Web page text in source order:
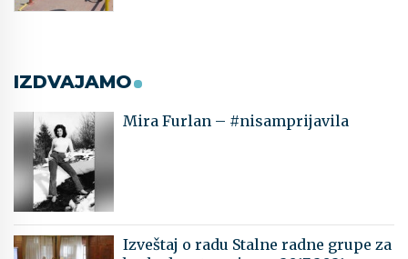
IZDVAJAMO
Mira Furlan – #nisamprijavila
Izveštaj o radu Stalne radne grupe za